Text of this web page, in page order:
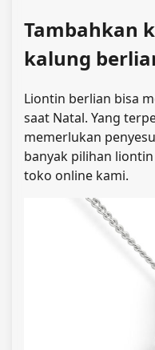
Tambahkan
kalung
Liontin berlian bisa
saat Natal. Yang
memerlukan
banyak pilihan
toko online kami.